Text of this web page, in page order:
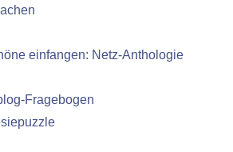
einfangen: Netz-Anthologie
Fragebogen